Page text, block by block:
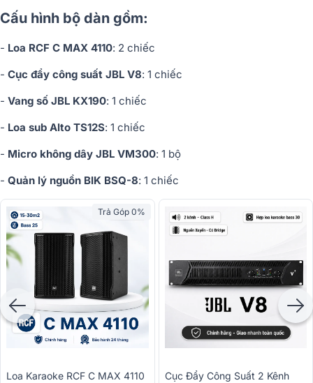
Cấu hình bộ dàn gồm:
- Loa RCF C MAX 4110: 2 chiếc
- Cục đẩy công suất JBL V8: 1 chiếc
- Vang số JBL KX190: 1 chiếc
- Loa sub Alto TS12S: 1 chiếc
- Micro không dây JBL VM300: 1 bộ
- Quản lý nguồn BIK BSQ-8: 1 chiếc
Trả Góp 0%
Loa Karaoke RCF C MAX 4110
Cục Đẩy Công Suất 2 Kênh